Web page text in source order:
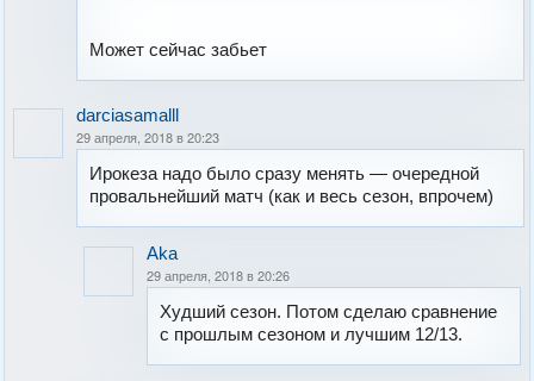
Может сейчас забьет
darciasamalll
29 апреля, 2018 в 20:23
Ирокеза надо было сразу менять — очередной
провальнейший матч (как и весь сезон, впрочем)
Aka
29 апреля, 2018 в 20:26
Худший сезон. Потом сделаю сравнение
с прошлым сезоном и лучшим 12/13.